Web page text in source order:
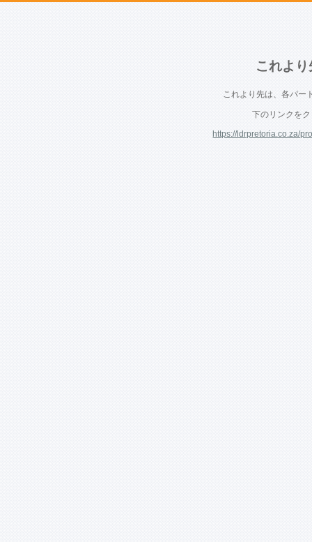
これよ
これより先は、各パー
下のリンクを
https://ldrpretoria.co.za/